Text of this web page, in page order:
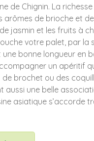
de Chignin. La
arômes de brioche et
jasmin et les fruits à
votre palet, par la
bonne longueur en
un apéritif
brochet ou des
aussi une belle
asiatique s’accorde